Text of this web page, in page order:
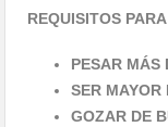
REQUISITOS
PESAR MÁS
SER MAYOR
GOZAR DE